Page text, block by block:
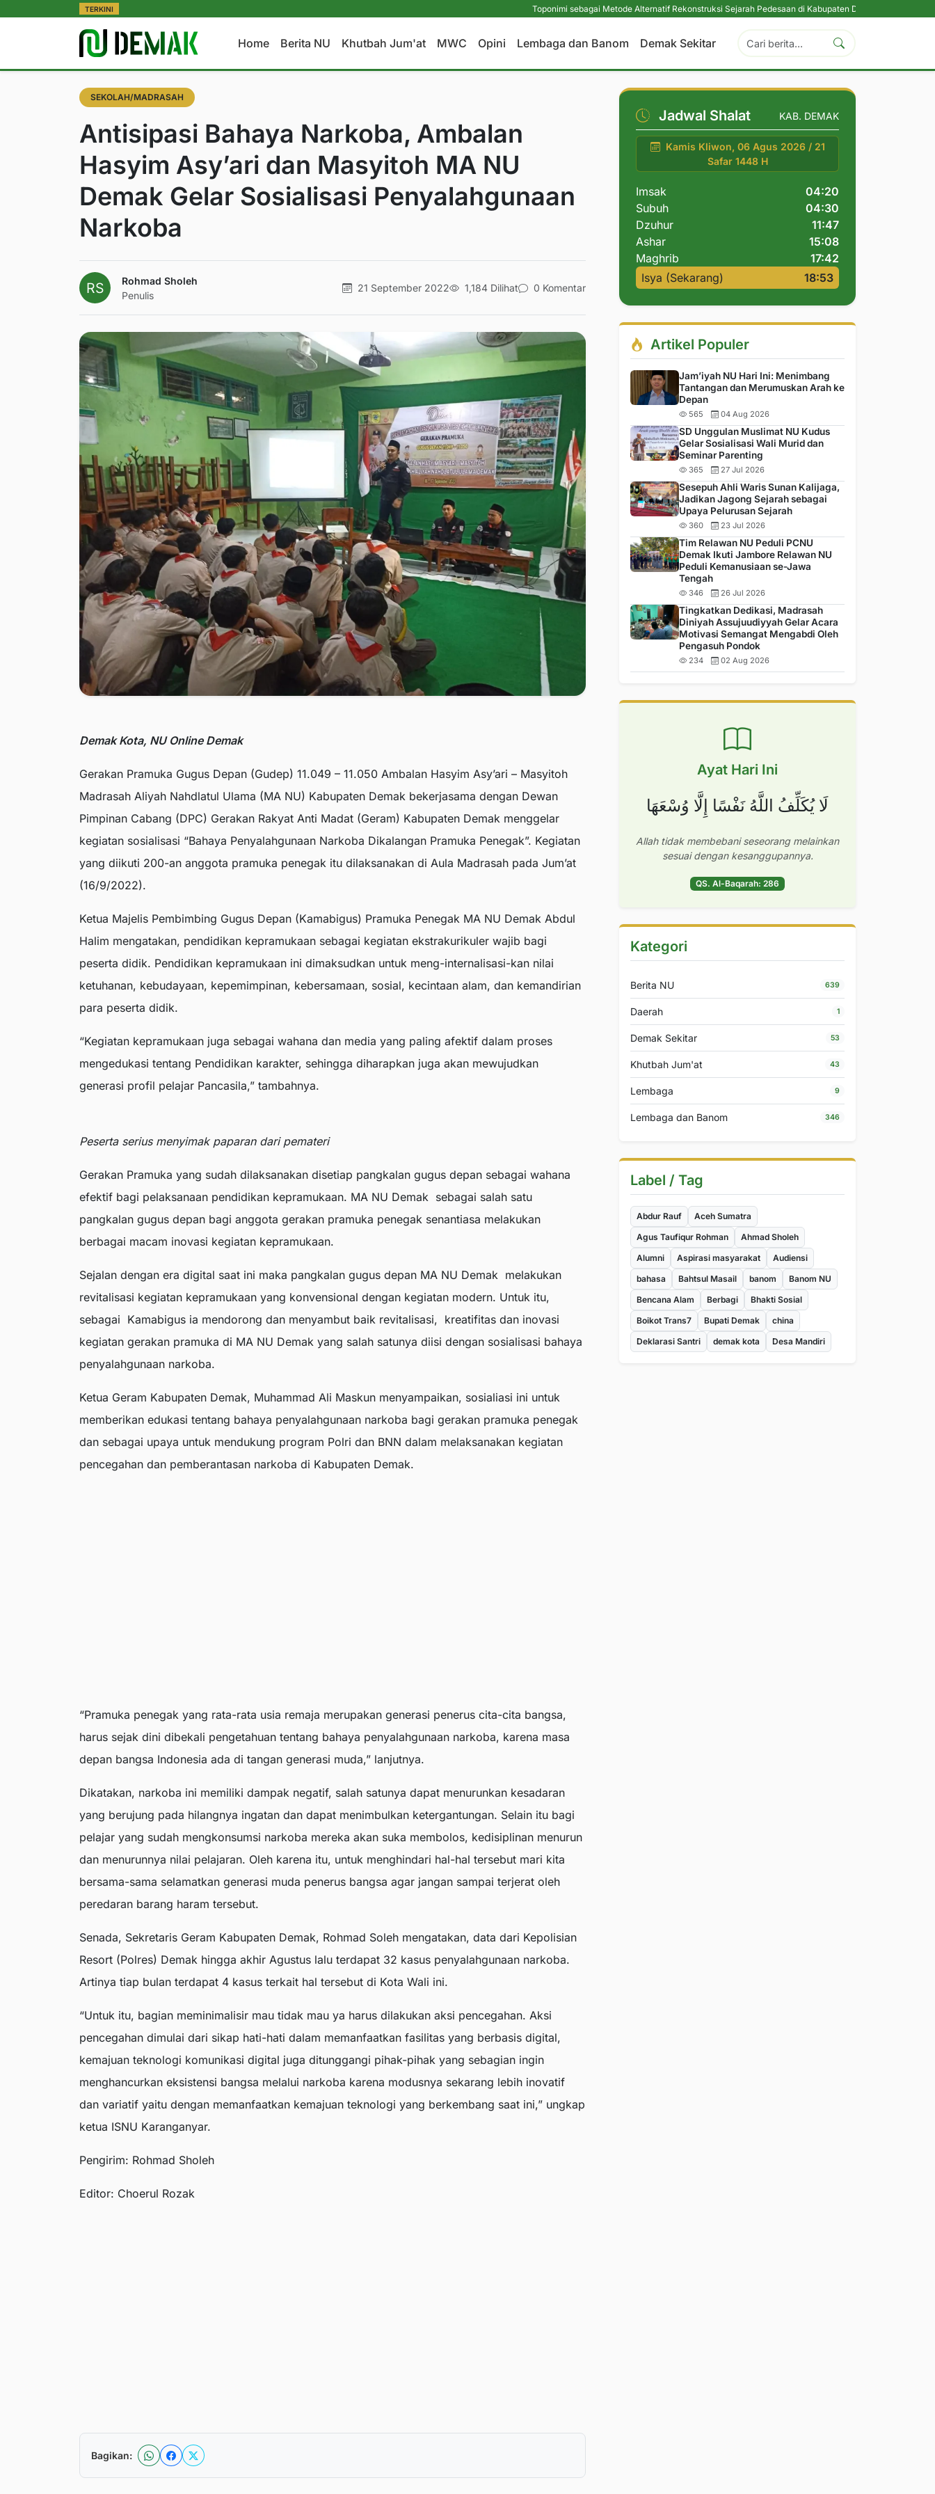
TERKINI Toponimi sebagai Metode Alternatif Rekonstruksi Sejarah Pedesaan di Kabupaten Demak | Peringati Ultah ke-5,
Home Berita NU Khutbah Jum'at MWC Opini Lembaga dan Banom Demak Sekitar
SEKOLAH/MADRASAH
Antisipasi Bahaya Narkoba, Ambalan
Hasyim Asy’ari dan Masyitoh MA NU
Demak Gelar Sosialisasi Penyalahgunaan
Narkoba
Rohmad Sholeh
Penulis
21 September 2022 1,184 Dilihat 0 Komentar
Demak Kota, NU Online Demak
Gerakan Pramuka Gugus Depan (Gudep) 11.049 – 11.050 Ambalan Hasyim Asy’ari – Masyitoh
Madrasah Aliyah Nahdlatul Ulama (MA NU) Kabupaten Demak bekerjasama dengan Dewan
Pimpinan Cabang (DPC) Gerakan Rakyat Anti Madat (Geram) Kabupaten Demak menggelar
kegiatan sosialisasi “Bahaya Penyalahgunaan Narkoba Dikalangan Pramuka Penegak”. Kegiatan
yang diikuti 200-an anggota pramuka penegak itu dilaksanakan di Aula Madrasah pada Jum’at
(16/9/2022).
Ketua Majelis Pembimbing Gugus Depan (Kamabigus) Pramuka Penegak MA NU Demak Abdul
Halim mengatakan, pendidikan kepramukaan sebagai kegiatan ekstrakurikuler wajib bagi
peserta didik. Pendidikan kepramukaan ini dimaksudkan untuk meng-internalisasi-kan nilai
ketuhanan, kebudayaan, kepemimpinan, kebersamaan, sosial, kecintaan alam, dan kemandirian
para peserta didik.
“Kegiatan kepramukaan juga sebagai wahana dan media yang paling afektif dalam proses
mengedukasi tentang Pendidikan karakter, sehingga diharapkan juga akan mewujudkan
generasi profil pelajar Pancasila,” tambahnya.
Peserta serius menyimak paparan dari pemateri
Gerakan Pramuka yang sudah dilaksanakan disetiap pangkalan gugus depan sebagai wahana
efektif bagi pelaksanaan pendidikan kepramukaan. MA NU Demak sebagai salah satu
pangkalan gugus depan bagi anggota gerakan pramuka penegak senantiasa melakukan
berbagai macam inovasi kegiatan kepramukaan.
Sejalan dengan era digital saat ini maka pangkalan gugus depan MA NU Demak melakukan
revitalisasi kegiatan kepramukaan yang konvensional dengan kegiatan modern. Untuk itu,
sebagai Kamabigus ia mendorong dan menyambut baik revitalisasi, kreatifitas dan inovasi
kegiatan gerakan pramuka di MA NU Demak yang salah satunya diisi dengan sosialisasi bahaya
penyalahgunaan narkoba.
Ketua Geram Kabupaten Demak, Muhammad Ali Maskun menyampaikan, sosialiasi ini untuk
memberikan edukasi tentang bahaya penyalahgunaan narkoba bagi gerakan pramuka penegak
dan sebagai upaya untuk mendukung program Polri dan BNN dalam melaksanakan kegiatan
pencegahan dan pemberantasan narkoba di Kabupaten Demak.
“Pramuka penegak yang rata-rata usia remaja merupakan generasi penerus cita-cita bangsa,
harus sejak dini dibekali pengetahuan tentang bahaya penyalahgunaan narkoba, karena masa
depan bangsa Indonesia ada di tangan generasi muda,” lanjutnya.
Dikatakan, narkoba ini memiliki dampak negatif, salah satunya dapat menurunkan kesadaran
yang berujung pada hilangnya ingatan dan dapat menimbulkan ketergantungan. Selain itu bagi
pelajar yang sudah mengkonsumsi narkoba mereka akan suka membolos, kedisiplinan menurun
dan menurunnya nilai pelajaran. Oleh karena itu, untuk menghindari hal-hal tersebut mari kita
bersama-sama selamatkan generasi muda penerus bangsa agar jangan sampai terjerat oleh
peredaran barang haram tersebut.
Senada, Sekretaris Geram Kabupaten Demak, Rohmad Soleh mengatakan, data dari Kepolisian
Resort (Polres) Demak hingga akhir Agustus lalu terdapat 32 kasus penyalahgunaan narkoba.
Artinya tiap bulan terdapat 4 kasus terkait hal tersebut di Kota Wali ini.
“Untuk itu, bagian meminimalisir mau tidak mau ya harus dilakukan aksi pencegahan. Aksi
pencegahan dimulai dari sikap hati-hati dalam memanfaatkan fasilitas yang berbasis digital,
kemajuan teknologi komunikasi digital juga ditunggangi pihak-pihak yang sebagian ingin
menghancurkan eksistensi bangsa melalui narkoba karena modusnya sekarang lebih inovatif
dan variatif yaitu dengan memanfaatkan kemajuan teknologi yang berkembang saat ini,” ungkap
ketua ISNU Karanganyar.
Pengirim: Rohmad Sholeh
Editor: Choerul Rozak
Bagikan:
Jadwal Shalat KAB. DEMAK
Kamis Kliwon, 06 Agus 2026 / 21
Safar 1448 H
Imsak
04:20
Subuh
04:30
Dzuhur
11:47
Ashar
15:08
Maghrib
17:42
Isya (Sekarang)
18:53
Artikel Populer
Jam’iyah NU Hari Ini: Menimbang
Tantangan dan Merumuskan Arah ke
Depan
565 04 Aug 2026
SD Unggulan Muslimat NU Kudus
Gelar Sosialisasi Wali Murid dan
Seminar Parenting
365 27 Jul 2026
Sesepuh Ahli Waris Sunan Kalijaga,
Jadikan Jagong Sejarah sebagai
Upaya Pelurusan Sejarah
360 23 Jul 2026
Tim Relawan NU Peduli PCNU
Demak Ikuti Jambore Relawan NU
Peduli Kemanusiaan se-Jawa
Tengah
346 26 Jul 2026
Tingkatkan Dedikasi, Madrasah
Diniyah Assujuudiyyah Gelar Acara
Motivasi Semangat Mengabdi Oleh
Pengasuh Pondok
234 02 Aug 2026
Ayat Hari Ini
لَا يُكَلِّفُ اللَّهُ نَفْسًا إِلَّا وُسْعَهَا
Allah tidak membebani seseorang melainkan
sesuai dengan kesanggupannya.
QS. Al-Baqarah: 286
Kategori
Berita NU 639
Daerah 1
Demak Sekitar 53
Khutbah Jum'at 43
Lembaga 9
Lembaga dan Banom 346
Label / Tag
Abdur Rauf
Aceh Sumatra
Agus Taufiqur Rohman
Ahmad Sholeh
Alumni
Aspirasi masyarakat
Audiensi
bahasa
Bahtsul Masail banom
Banom NU
Bencana Alam
Berbagi
Bhakti Sosial
Boikot Trans7
Bupati Demak
china
Deklarasi Santri
demak kota Desa Mandiri